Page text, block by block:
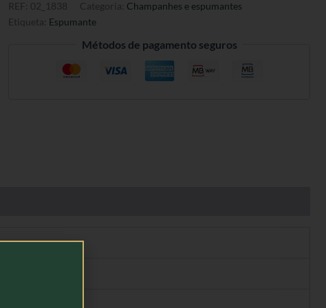
REF: 02_1838 Categoria: Champanhes e espumantes
Etiqueta: Espumante
Métodos de pagamento seguros